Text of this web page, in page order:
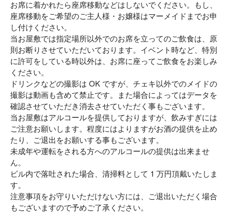
お席に着かれたら座席移動などはしないでください。もし、
座席移動をご希望のご主人様・お嬢様はマーメイドまでお申
し付けください。
当お屋敷では指定場所以外でのお席を立ってのご飲食は、原
則お断りさせていただいております。イベント時など、特別
に許可をしている時以外は、お席に座ってご飲食をお楽しみ
ください。
ドリンクなどの撮影は OK ですが、チェキ以外でのメイドの
撮影は動画も含めて禁止です。また場合によってはデータを
確認させていただき消去させていただく事もございます。
当お屋敷はアルコールを提供しておりますが、飲みすぎには
ご注意お願いします。程度にはよりますがお酒の提供を止め
たり、ご退出をお願いする事もございます。
未成年や運転をされる方へのアルコールの提供は出来ませ
ん。
ビル内で落吐された場合、清掃料として 1 万円頂戴いたしま
す。
注意事項をお守りいただけない方には、ご退出いただく場合
もございますので予めご了承ください。